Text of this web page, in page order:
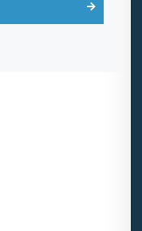
que vous pouvez
et retirer votre